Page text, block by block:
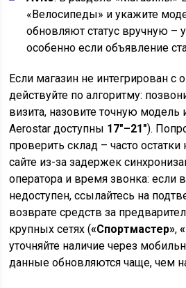
«Велосипеды» и укажите
обновляют статус вручную –
особенно если объявление
Если магазин не интегрирован с
действуйте по алгоритму:
визита, назовите точную
Aerostar доступны 17″–21″).
проверить склад – часто
сайте из-за задержек
оператора и время звонка: если
недоступен, ссылайтесь на
возврате средств за
крупных сетях («Спортмастер»,
уточняйте наличие через
данные обновляются чаще, чем